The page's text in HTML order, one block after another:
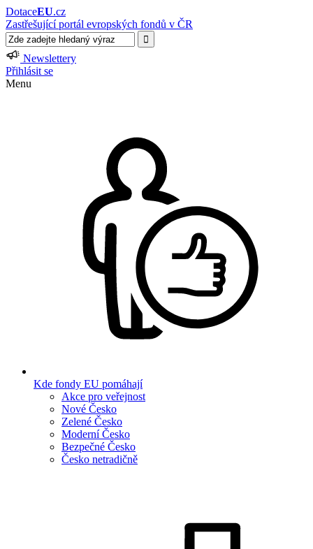
DotaceEU.cz
Zastřešující portál evropských fondů v ČR
Newslettery
Přihlásit se
Menu
Kde fondy EU pomáhají
Akce pro veřejnost
Nové Česko
Zelené Česko
Moderní Česko
Bezpečné Česko
Česko netradičně